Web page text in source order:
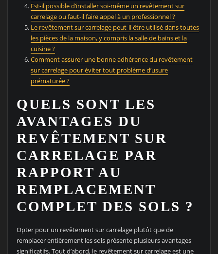
Est-il possible d’installer soi-même un revêtement sur
carrelage ou faut-il faire appel à un professionnel ?
Le revêtement sur carrelage peut-il être utilisé dans toutes
les pièces de la maison, y compris la salle de bains et la
cuisine ?
Comment assurer une bonne adhérence du revêtement
sur carrelage pour éviter tout problème d’usure
prématurée ?
QUELS SONT LES
AVANTAGES DU
REVÊTEMENT SUR
CARRELAGE PAR
RAPPORT AU
REMPLACEMENT
COMPLET DES SOLS ?
Opter pour un revêtement sur carrelage plutôt que de
remplacer entièrement les sols présente plusieurs avantages
significatifs. Tout d’abord, le revêtement sur carrelage est une